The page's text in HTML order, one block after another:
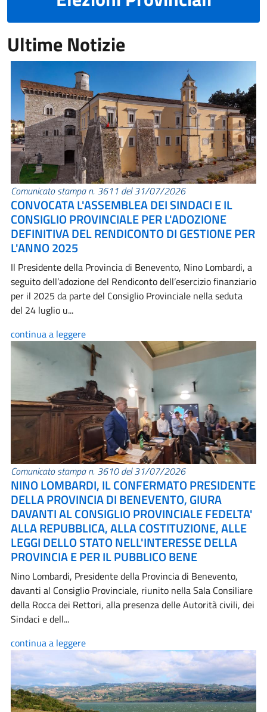
Ultime Notizie
Comunicato stampa n. 3611 del 31/07/2026
CONVOCATA L'ASSEMBLEA DEI SINDACI E IL
CONSIGLIO PROVINCIALE PER L'ADOZIONE
DEFINITIVA DEL RENDICONTO DI GESTIONE PER
L'ANNO 2025
Il Presidente della Provincia di Benevento, Nino Lombardi, a
seguito dell’adozione del Rendiconto dell’esercizio finanziario
per il 2025 da parte del Consiglio Provinciale nella seduta
del 24 luglio u...
continua a leggere
Comunicato stampa n. 3610 del 31/07/2026
NINO LOMBARDI, IL CONFERMATO PRESIDENTE
DELLA PROVINCIA DI BENEVENTO, GIURA
DAVANTI AL CONSIGLIO PROVINCIALE FEDELTA'
ALLA REPUBBLICA, ALLA COSTITUZIONE, ALLE
LEGGI DELLO STATO NELL'INTERESSE DELLA
PROVINCIA E PER IL PUBBLICO BENE
Nino Lombardi, Presidente della Provincia di Benevento,
davanti al Consiglio Provinciale, riunito nella Sala Consiliare
della Rocca dei Rettori, alla presenza delle Autorità civili, dei
Sindaci e dell...
continua a leggere